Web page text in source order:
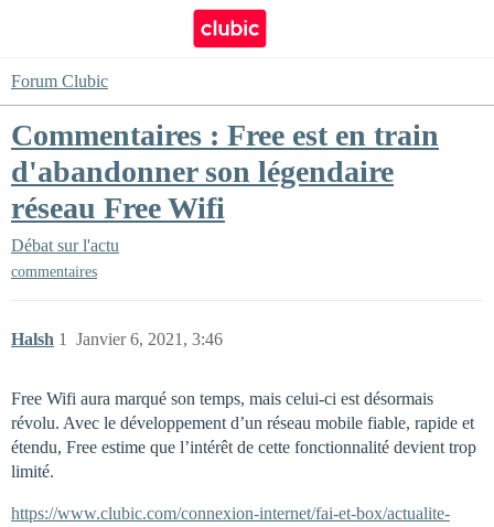
Forum Clubic
Commentaires : Free est en train
d'abandonner son légendaire
réseau Free Wifi
Débat sur l'actu
commentaires
Halsh Janvier 6, 2021, 3:46
1
Free Wifi aura marqué son temps, mais celui-ci est désormais
révolu. Avec le développement d’un réseau mobile fiable, rapide et
étendu, Free estime que l’intérêt de cette fonctionnalité devient trop
limité.
https://www.clubic.com/connexion-internet/fai-et-box/actualite-